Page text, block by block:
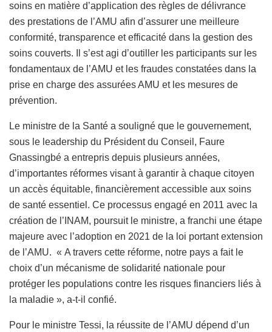
soins en matière d’application des règles de délivrance
des prestations de l’AMU afin d’assurer une meilleure
conformité, transparence et efficacité dans la gestion des
soins couverts. Il s’est agi d’outiller les participants sur les
fondamentaux de l’AMU et les fraudes constatées dans la
prise en charge des assurées AMU et les mesures de
prévention.
Le ministre de la Santé a souligné que le gouvernement,
sous le leadership du Président du Conseil, Faure
Gnassingbé a entrepris depuis plusieurs années,
d’importantes réformes visant à garantir à chaque citoyen
un accès équitable, financièrement accessible aux soins
de santé essentiel. Ce processus engagé en 2011 avec la
création de l’INAM, poursuit le ministre, a franchi une étape
majeure avec l’adoption en 2021 de la loi portant extension
de l’AMU. « A travers cette réforme, notre pays a fait le
choix d’un mécanisme de solidarité nationale pour
protéger les populations contre les risques financiers liés à
la maladie », a-t-il confié.
Pour le ministre Tessi, la réussite de l’AMU dépend d’un